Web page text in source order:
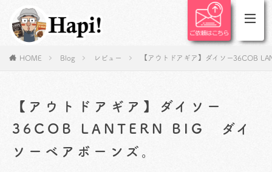
HOME Blog レビュー 【アウトドアギア】ダイソー36COB
【アウトドアギア】ダイソー
36COB LANTERN BIG ダイ
ソーベアボーンズ。